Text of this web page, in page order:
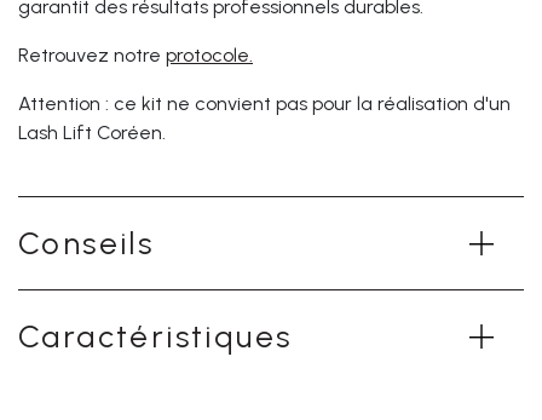
garantit des résultats professionnels durables.
Retrouvez notre protocole.
Attention : ce kit ne convient pas pour la réalisation d'un
Lash Lift Coréen.
Conseils
Caractéristiques